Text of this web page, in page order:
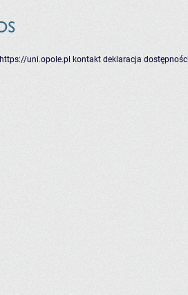
https://uni.opole.pl kontakt deklaracja